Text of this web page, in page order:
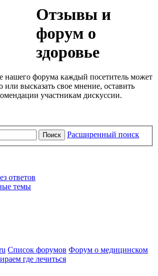
Отзывы и
форум о
здоровье
нашего форума каждый посетитель может
или высказать свое мнение, оставить
участникам дискуссии.
Поиск Расширенный поиск
ответов
темы
Список форумов Форум о медицинском
где лечиться